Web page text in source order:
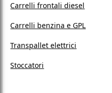
Carrelli frontali diesel
Carrelli benzina e GPL
Transpallet elettrici
Stoccatori